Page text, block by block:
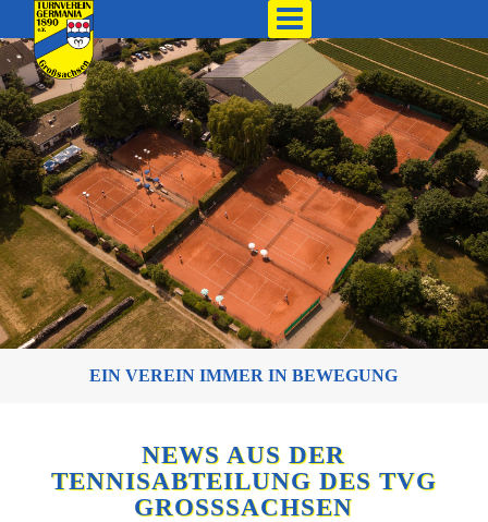
EIN VEREIN IMMER IN BEWEGUNG
NEWS AUS DER
TENNISABTEILUNG DES TVG
GROSSSACHSEN